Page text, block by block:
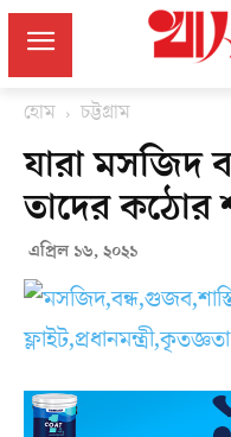
হোম চট্টগ্রাম
যারা মসজিদ
তাদের কঠোর
এপ্রিল ১৬, ২০২১